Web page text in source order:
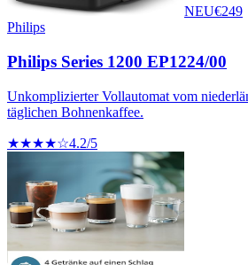
NEU€249
Philips
Philips Series 1200 EP1224/00
Unkomplizierter Vollautomat vom
täglichen Bohnenkaffee.
★★★★☆4.2/5